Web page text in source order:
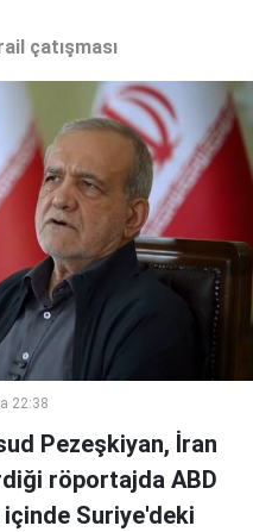
çatışması
22:38
Pezeşkiyan, İran
röportajda ABD
Suriye'deki